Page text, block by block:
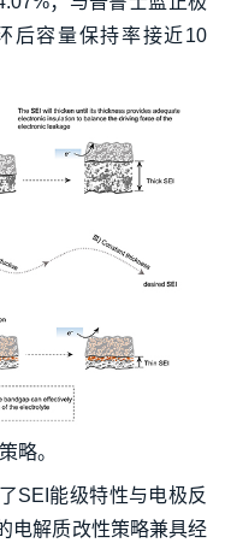
后容量保持率接近10
略。
SEI能级特性与电极反
电解质改性策略兼具经